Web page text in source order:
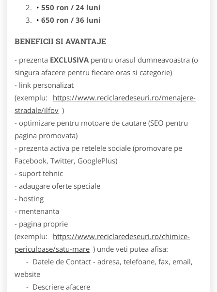
550 ron / 24 luni
650 ron / 36 luni
BENEFICII SI AVANTAJE
- prezenta EXCLUSIVA pentru orasul dumneavoastra (o
singura afacere pentru fiecare oras si categorie)
- link personalizat
(exemplu:
https://www.reciclaredeseuri.ro/menajere-
stradale/ilfov )
- optimizare pentru motoare de cautare (SEO pentru
pagina promovata)
- prezenta activa pe retelele sociale (promovare pe
Facebook, Twitter, GooglePlus)
- suport tehnic
- adaugare oferte speciale
- hosting
- mentenanta
- pagina proprie
(exemplu:
https://www.reciclaredeseuri.ro/chimice-
periculoase/satu-mare ) unde veti putea afisa:
- Datele de Contact - adresa, telefoane, fax, email,
website
- Descriere afacere